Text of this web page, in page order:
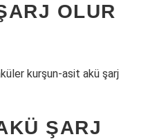
OLUR
kurşun-asit akü şarj
ŞARJ